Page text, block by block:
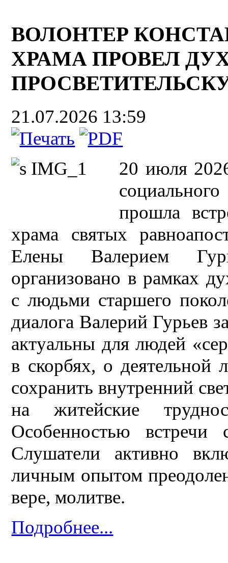
ВОЛОНТЕР
ХРАМА ПРОВЕЛ
21.07.2026 13:59
20 июля
прошла
храма святых
Елены Валерием
организовано в рамках
с людьми старшего
диалога Валерий Гурьев
актуальны для людей
в скорбях, о
сохранить внутренний
на житейские
Особенностью
Слушатели активно
личным опытом
вере, молитве.
Подробнее...